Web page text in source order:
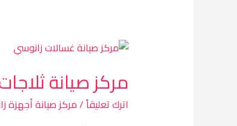
مركز صيانة
اترك تعليقاً/مركز صيانة أجهزة
مركز
ثلاجات
زانوسي
السنطة